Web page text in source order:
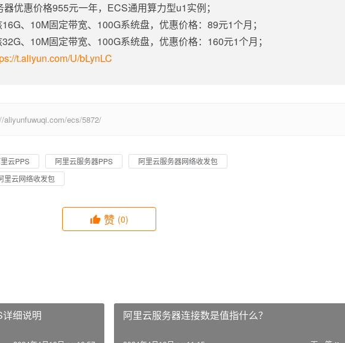
优惠价格955元一年，ECS通用算力型u1实例；
、10M固定带宽、100G系统盘，优惠价格：89元1个月；
、10M固定带宽、100G系统盘，优惠价格：160元1个月；
t.aliyun.com/U/bLynLC
aliyunfuwuqi.com/ecs/5872/
云PPS 阿里云服务器PPS
阿里云服务器网络收发包
里云网络收发包
赞 (0)
细说明 阿里云服务器连接数是值指什么？